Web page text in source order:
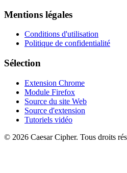
Mentions légales
Conditions d'utilisation
Politique de confidentialité
Sélection
Extension Chrome
Module Firefox
Source du site Web
Source d'extension
Tutoriels vidéo
© 2026 Caesar Cipher. Tous droits